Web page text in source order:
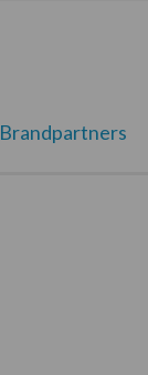
Brandpartners